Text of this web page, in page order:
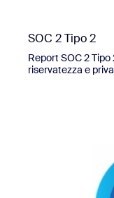
SOC 2 Tipo 2
Report SOC 2
riservatezza e